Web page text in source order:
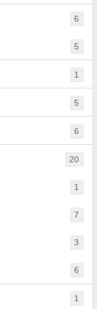
6
5
1
5
6
20
1
7
3
6
1